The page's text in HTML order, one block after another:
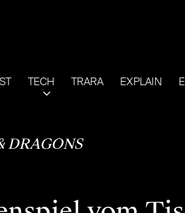
TECH TRARA EXPLAIN
DRAGONS